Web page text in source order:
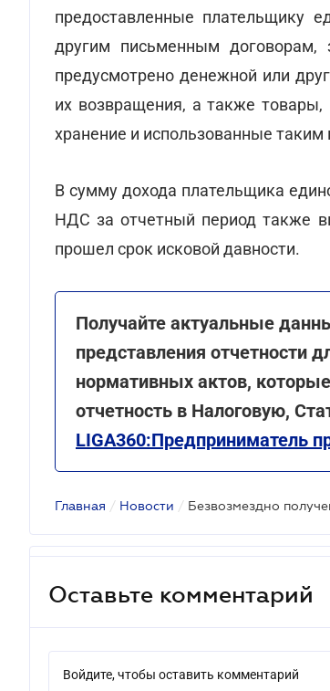
предоставленные плательщику
другим письменным договорам,
предусмотрено денежной или
их возвращения, а также товары,
хранение и использованные
В сумму дохода плательщика
НДС за отчетный период также
прошел срок исковой давности.
Получайте актуальные
представления отчетности
нормативных актов,
отчетность в Налоговую,
LIGA360:Предприниматель
Главная / Новости /
Оставьте комментарий
Войдите, чтобы оставить комментарий